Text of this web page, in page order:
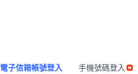
電子信箱帳號登入 手機號碼登入